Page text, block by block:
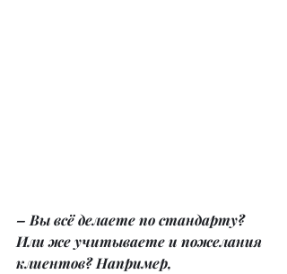
– Вы всё делаете по стандарту?
Или же учитываете и пожелания
клиентов? Например,